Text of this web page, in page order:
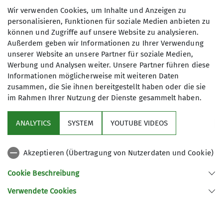
nach Kaufbeuren.
Text und Bilder: Valentin Thoß
Sektion
Archiv
Sektion Kaufbeuren-Gablonz des Deutschen Alpenvereins e.V.
Wir verwenden Cookies, um Inhalte und Anzeigen zu
personalisieren, Funktionen für soziale Medien anbieten zu
können und Zugriffe auf unsere Website zu analysieren.
Außerdem geben wir Informationen zu Ihrer Verwendung
unserer Website an unsere Partner für soziale Medien,
Werbung und Analysen weiter. Unsere Partner führen diese
Informationen möglicherweise mit weiteren Daten
zusammen, die Sie ihnen bereitgestellt haben oder die sie
im Rahmen Ihrer Nutzung der Dienste gesammelt haben.
ANALYTICS SYSTEM YOUTUBE VIDEOS
Akzeptieren (Übertragung von Nutzerdaten und Cookie)
Cookie Beschreibung
Verwendete Cookies